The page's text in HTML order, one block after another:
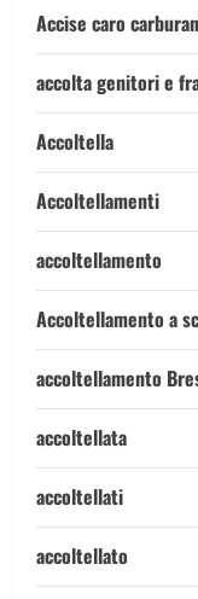
Accise caro
accolta genitori e
Accoltella
Accoltellamenti
accoltellamento
Accoltellamento a
accoltellamento
accoltellata
accoltellati
accoltellato